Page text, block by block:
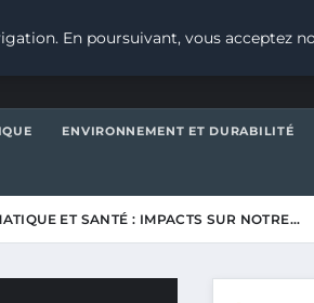
ENVIRONNEMENT ET DURABILITÉ
ET SANTÉ : IMPACTS SUR NOTRE…
En poursuivant, vous acceptez